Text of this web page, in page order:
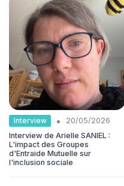
Interview •
20/05/2026
Interview de Arielle SANIEL :
L'impact des Groupes
d'Entraide Mutuelle sur
l'inclusion sociale